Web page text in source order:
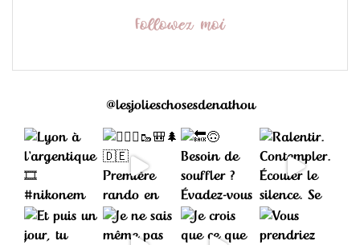
Followez moi
@lesjolieschosesdenathou